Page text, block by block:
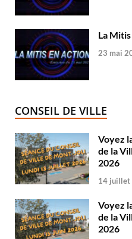
La
23 mai
CONSEIL DE VILLE
Voyez
de la
2026
14 juillet
Voyez
de la
2026